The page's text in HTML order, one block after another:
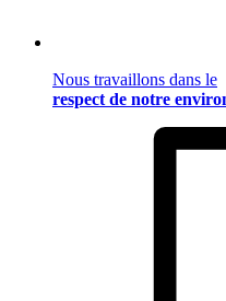
Nous travaillons dans le
respect de notre